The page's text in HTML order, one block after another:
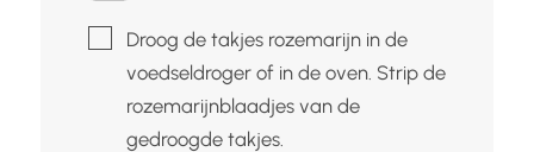
▢Droog de takjes rozemarijn in de
voedseldroger of in de oven. Strip de
rozemarijnblaadjes van de
gedroogde takjes.